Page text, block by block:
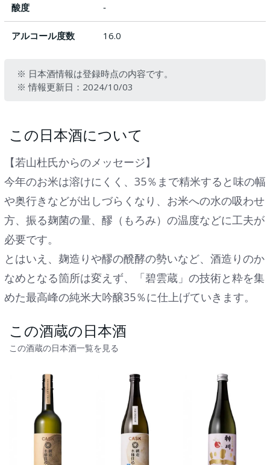
酸度 ‐
アルコール度数 16.0
※ 日本酒情報は登録時点の内容です。
※ 情報更新日：2024/10/03
この日本酒について
【若山杜氏からのメッセージ】
今年のお米は溶けにくく、35％まで精米すると味の幅
や奥行きなどが出しづらくなり、お米への水の吸わせ
方、振る麹菌の量、醪（もろみ）の温度などに工夫が
必要です。
とはいえ、麹造りや醪の醗酵の勢いなど、酒造りのか
なめとなる箇所は変えず、「碧雲蔵」の技術と粋を集
めた最高峰の純米大吟醸35％に仕上げていきます。
この酒蔵の日本酒
この酒蔵の日本酒一覧を見る